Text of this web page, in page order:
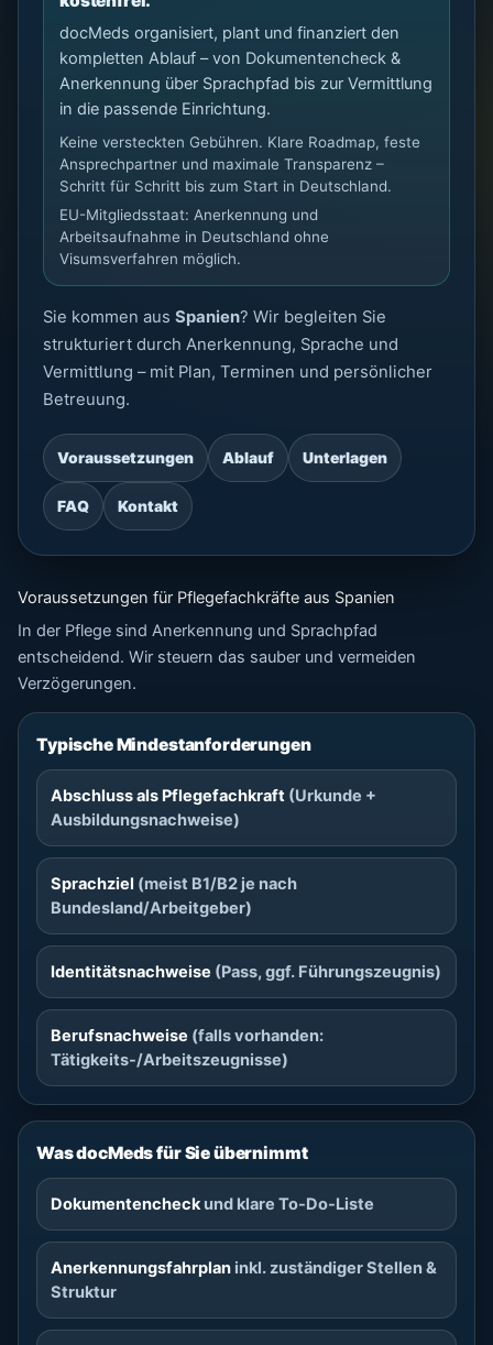
docMeds organisiert, plant und finanziert den
kompletten Ablauf – von Dokumentencheck &
Anerkennung über Sprachpfad bis zur Vermittlung
in die passende Einrichtung.
Keine versteckten Gebühren. Klare Roadmap, feste
Ansprechpartner und maximale Transparenz –
Schritt für Schritt bis zum Start in Deutschland.
EU-Mitgliedsstaat: Anerkennung und
Arbeitsaufnahme in Deutschland ohne
Visumsverfahren möglich.
Sie kommen aus Spanien? Wir begleiten Sie
strukturiert durch Anerkennung, Sprache und
Vermittlung – mit Plan, Terminen und persönlicher
Betreuung.
Voraussetzungen Ablauf Unterlagen
FAQ Kontakt
Voraussetzungen für Pflegefachkräfte aus Spanien
In der Pflege sind Anerkennung und Sprachpfad
entscheidend. Wir steuern das sauber und vermeiden
Verzögerungen.
Typische Mindestanforderungen
Abschluss als Pflegefachkraft (Urkunde +
Ausbildungsnachweise)
Sprachziel (meist B1/B2 je nach
Bundesland/Arbeitgeber)
Identitätsnachweise (Pass, ggf. Führungszeugnis)
Berufsnachweise (falls vorhanden:
Tätigkeits-/Arbeitszeugnisse)
Was docMeds für Sie übernimmt
Dokumentencheck und klare To-Do-Liste
Anerkennungsfahrplan inkl. zuständiger Stellen &
Struktur